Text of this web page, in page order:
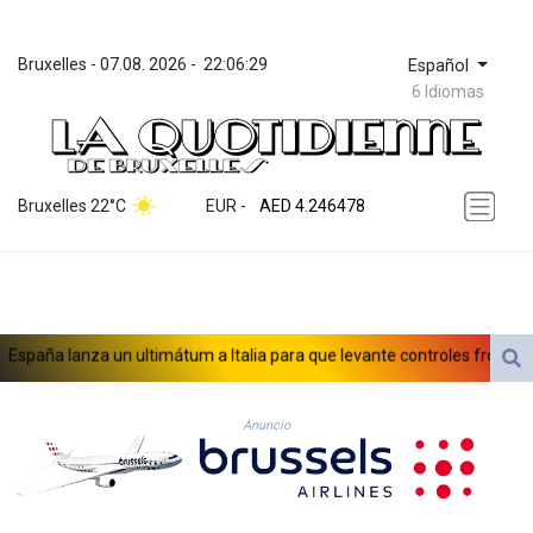
Bruxelles - 07.08. 2026 - 22:06:29 Español
6 Idiomas
Bruxelles 22°C EUR -
ZWL 372.279507
AED 4.246478
AFN 76.888523
ARS 1733.058686
AUD 1.635994
AZN 1.970043
BAM 1.961414
BBD 2.328364
BDT 143.103908
lanza un ultimátum a Italia para que levante controles fronterizos
Anuncio